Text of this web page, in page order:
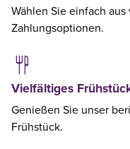
Wählen Sie einfach
Zahlungsoptionen.
Vielfältiges
Genießen Sie unser
Frühstück.